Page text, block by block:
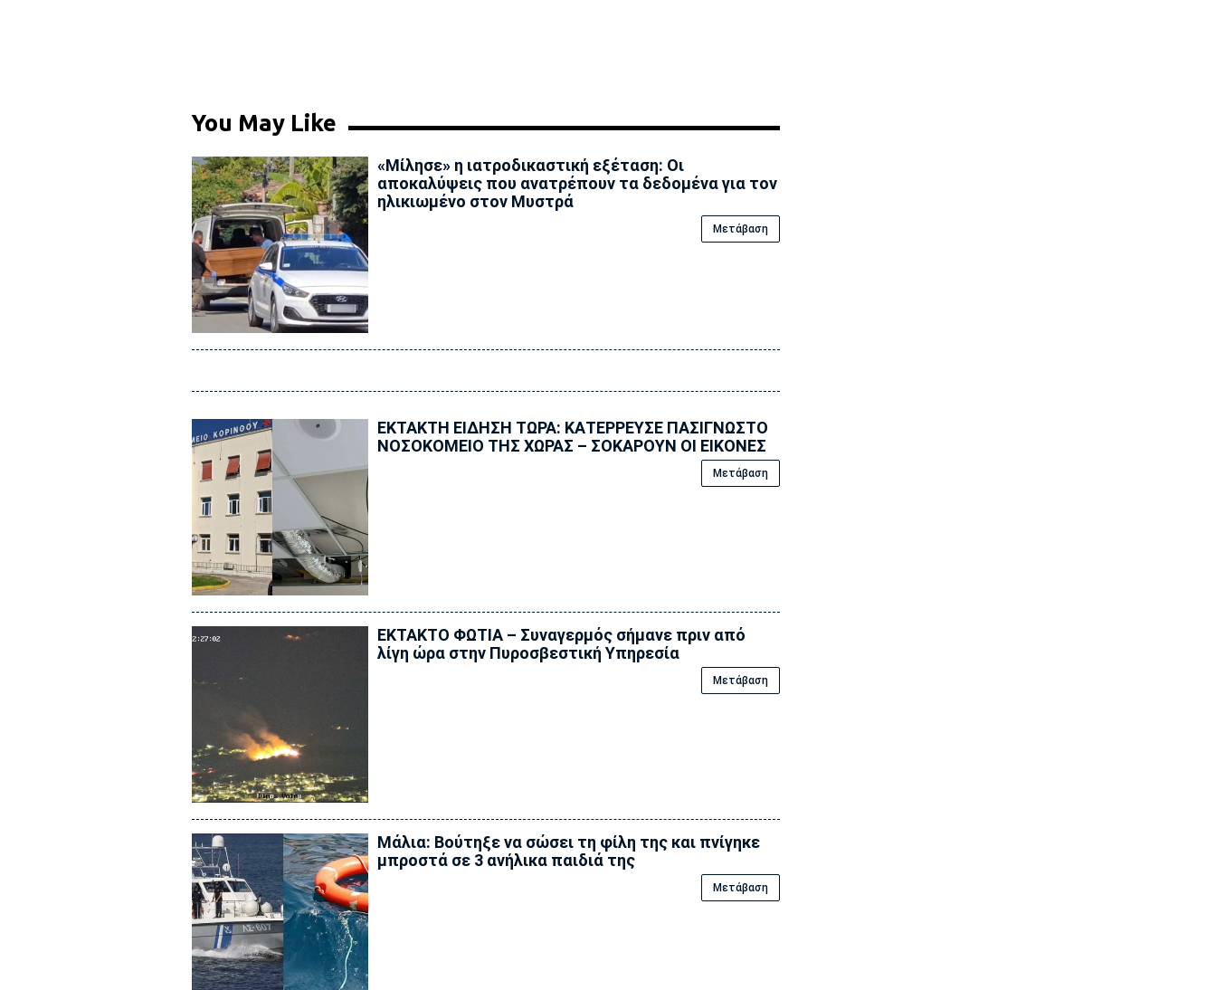
You May Like
«Μίλησε» η ιατροδικαστική εξέταση: Οι
αποκαλύψεις που ανατρέπουν τα δεδομένα για τον
ηλικιωμένο στον Μυστρά
Μετάβαση
ΕΚΤΑΚΤΗ ΕΙΔΗΣΗ ΤΩΡΑ: ΚΑΤΕΡΡΕΥΣΕ ΠΑΣΙΓΝΩΣΤΟ
ΝΟΣΟΚΟΜΕΙΟ ΤΗΣ ΧΩΡΑΣ – ΣΟΚΑΡΟΥΝ ΟΙ ΕΙΚΟΝΕΣ
Μετάβαση
ΕΚΤΑΚΤΟ ΦΩΤΙΑ – Συναγερμός σήμανε πριν από
λίγη ώρα στην Πυροσβεστική Υπηρεσία
Μετάβαση
Μάλια: Βούτηξε να σώσει τη φίλη της και πνίγηκε
μπροστά σε 3 ανήλικα παιδιά της
Μετάβαση